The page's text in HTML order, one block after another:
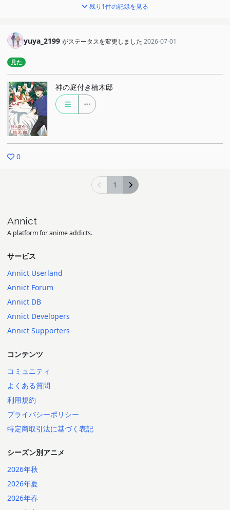
残り1件の記録を見る
yuya_2199 がステータスを変更しました 2026-07-01
見た
神の庭付き楠木邸
0
1
Annict
A platform for anime addicts.
サービス
Annict Userland
Annict Forum
Annict DB
Annict Developers
Annict Supporters
コンテンツ
コミュニティ
よくある質問
利用規約
プライバシーポリシー
特定商取引法に基づく表記
シーズン別アニメ
2026年秋
2026年夏
2026年春